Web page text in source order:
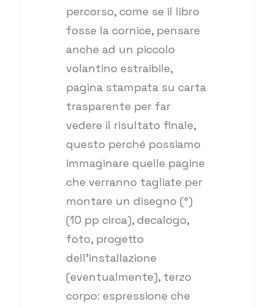
percorso, come se il libro
fosse la cornice, pensare
anche ad un piccolo
volantino estraibile,
pagina stampata su carta
trasparente per far
vedere il risultato finale,
questo perché possiamo
immaginare quelle pagine
che verranno tagliate per
montare un disegno (°)
(10 pp circa), decalogo,
foto, progetto
dell’installazione
(eventualmente), terzo
corpo: espressione che